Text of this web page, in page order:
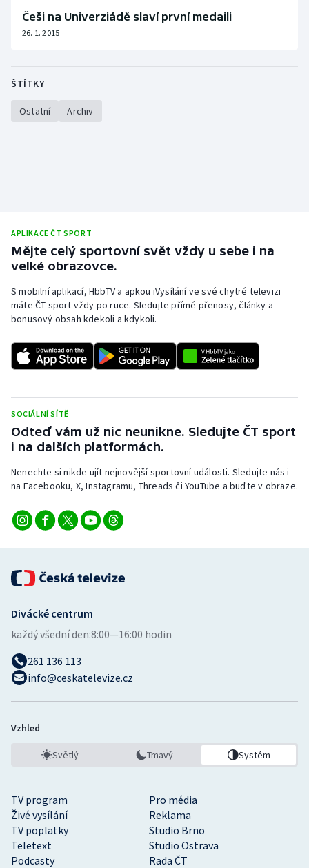
Plavání
Sportovní střelba
Stolní tenis
Triatlon
Veslování
Vodní slalom
Ostatní
Češi na Univerziádě slaví první medaili
26. 1. 2015
ŠTÍTKY
Ostatní Archiv
APLIKACE ČT SPORT
Mějte celý sportovní svět vždy u sebe i na
velké obrazovce.
S mobilní aplikací, HbbTV a apkou iVysílání ve své chytré televizi
máte ČT sport vždy po ruce. Sledujte přímé přenosy, články a
bonusový obsah kdekoli a kdykoli.
SOCIÁLNÍ SÍTĚ
Odteď vám už nic neunikne. Sledujte ČT sport
i na dalších platformách.
Nenechte si nikde ujít nejnovější sportovní události. Sledujte nás i
na Facebooku, X, Instagramu, Threads či YouTube a buďte v obraze.
TV program
Pro média
Živé vysílání
Reklama
TV poplatky
Studio Brno
Teletext
Studio Ostrava
Podcasty
Rada ČT
Divácké centrum
každý všední den:8:00—16:00 hodin
261 136 113
info@ceskatelevize.cz
Vzhled
Světlý Tmavý Systém